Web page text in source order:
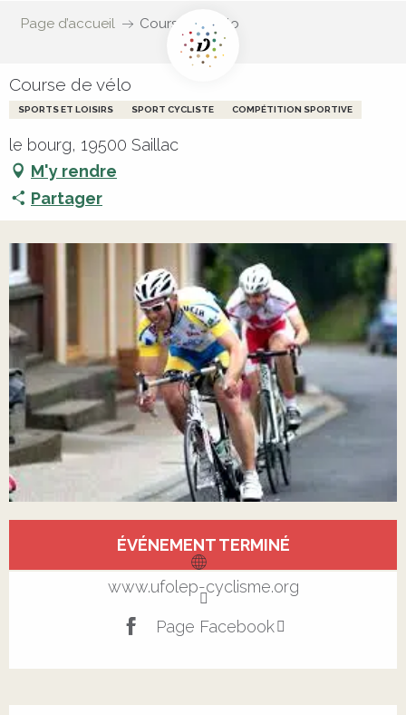
Page d’accueil Course de vélo
Course de vélo
SPORTS ET LOISIRS SPORT CYCLISTE COMPÉTITION SPORTIVE
le bourg, 19500 Saillac
M'y rendre
Partager
Ouverture et coordonnées
ÉVÉNEMENT TERMINÉ
www.ufolep-cyclisme.org
Page Facebook